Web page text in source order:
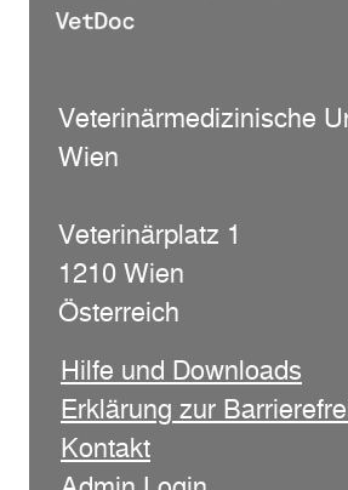
Veterinärmedizinische
Wien
Veterinärplatz 1
1210 Wien
Österreich
Hilfe und Downloads
Erklärung zur
Kontakt